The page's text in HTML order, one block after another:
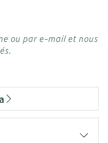
ou par e-mail et nous